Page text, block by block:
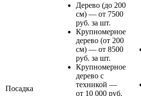
Посадка
Дерево (до 200
см) — от 7500
руб. за шт.
Крупномерное
дерево (от 200
см) — от 8500
руб. за шт.
Крупномерное
дерево с
техникой —
от 10 000 руб.